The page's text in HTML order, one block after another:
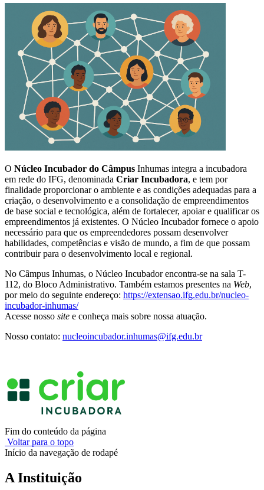
O Núcleo Incubador do Câmpus Inhumas integra a incubadora
em rede do IFG, denominada Criar Incubadora, e tem por
finalidade proporcionar o ambiente e as condições adequadas para a
criação, o desenvolvimento e a consolidação de empreendimentos
de base social e tecnológica, além de fortalecer, apoiar e qualificar os
empreendimentos já existentes. O Núcleo Incubador fornece o apoio
necessário para que os empreendedores possam desenvolver
habilidades, competências e visão de mundo, a fim de que possam
contribuir para o desenvolvimento local e regional.
No Câmpus Inhumas, o Núcleo Incubador encontra-se na sala T-
112, do Bloco Administrativo. Também estamos presentes na Web,
por meio do seguinte endereço: https://extensao.ifg.edu.br/nucleo-
incubador-inhumas/
Acesse nosso site e conheça mais sobre nossa atuação.
Nosso contato: nucleoincubador.inhumas@ifg.edu.br
Fim do conteúdo da página
Voltar para o topo
Início da navegação de rodapé
A Instituição